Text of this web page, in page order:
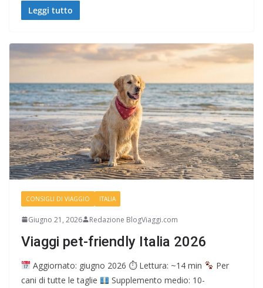
Leggi tutto
CONSIGLI DI VIAGGIO ITALIA
Giugno 21, 2026 Redazione BlogViaggi.com
Viaggi pet-friendly Italia 2026
Aggiornato: giugno 2026 ⏱ Lettura: ~14 min
Per
cani di tutte le taglie
Supplemento medio: 10-